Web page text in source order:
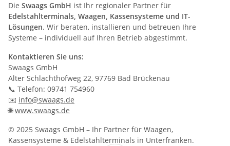
Die Swaags GmbH ist Ihr regionaler Partner für
Edelstahlterminals, Waagen, Kassensysteme und IT-
Lösungen. Wir beraten, installieren und betreuen Ihre
Systeme – individuell auf Ihren Betrieb abgestimmt.
Kontaktieren Sie uns:
Swaags GmbH
Alter Schlachthofweg 22, 97769 Bad Brückenau
📞 Telefon: 09741 754960
✉️ info@swaags.de
🌐www.swaags.de
© 2025 Swaags GmbH – Ihr Partner für Waagen,
Kassensysteme & Edelstahlterminals in Unterfranken.